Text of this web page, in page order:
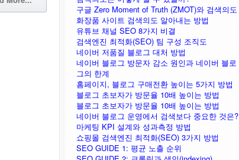
구글 Zero Moment of Truth (ZMOT)와 검색의도
화장품 사이트 검색의도 알아내는 방법
유튜브 채널 SEO 8가지 비결
검색엔진 최적화(SEO) 팀 구성 조직도
네이버 저품질 블로그 대처 방법
네이버 블로그 방문자 감소 원인과 네이버 블로
그의 한계
홈페이지, 블로그 구매전환 높이는 5가지 방법
블로그 초보자가 방문율 10배 높이는 방법
블로그 초보자가 방문율 10배 높이는 방법
네이버 블로그 운영에서 검색보다 중요한 것은?
마케팅 KPI 설계와 성과측정 방법
쇼핑몰 검색엔진 최적화(SEO) 3가지 방법
SEO GUIDE 1: 평균 노출 순위